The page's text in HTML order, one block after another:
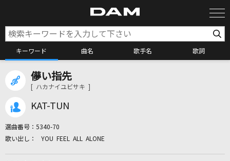
キーワード 曲名 歌手名 歌詞
儚い指先
[ ハカナイユビサキ ]
KAT-TUN
選曲番号： 5340-70
YOU FEEL ALL ALONE